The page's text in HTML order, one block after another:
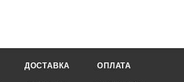
ДОСТАВКА ОПЛАТА